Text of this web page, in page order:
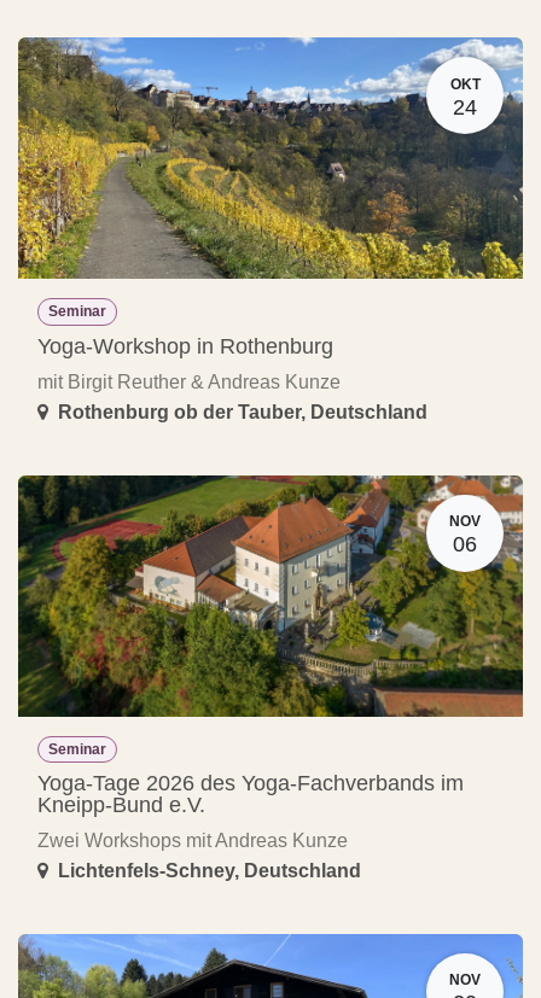
OKT
24
Seminar
Yoga-Workshop in Rothenburg
mit Birgit Reuther & Andreas Kunze
Rothenburg ob der Tauber, Deutschland
NOV
06
Seminar
Yoga-Tage 2026 des Yoga-Fachverbands im
Kneipp-Bund e.V.
Zwei Workshops mit Andreas Kunze
Lichtenfels-Schney, Deutschland
NOV